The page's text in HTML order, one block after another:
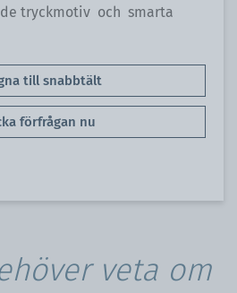
tryckmotiv och smarta
till snabbtält
förfrågan nu
veta om